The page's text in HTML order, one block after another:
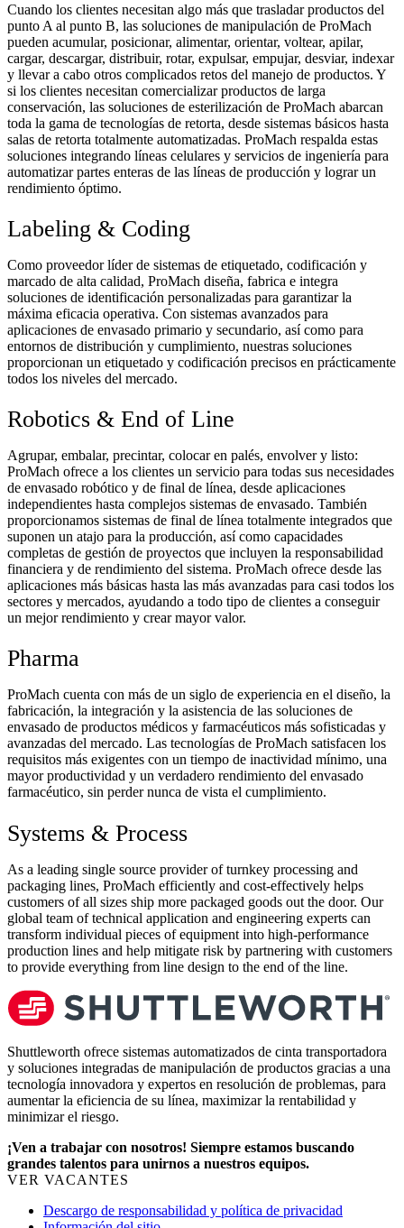
Cuando los clientes necesitan algo más que trasladar productos del
punto A al punto B, las soluciones de manipulación de ProMach
pueden acumular, posicionar, alimentar, orientar, voltear, apilar,
cargar, descargar, distribuir, rotar, expulsar, empujar, desviar, indexar
y llevar a cabo otros complicados retos del manejo de productos. Y
si los clientes necesitan comercializar productos de larga
conservación, las soluciones de esterilización de ProMach abarcan
toda la gama de tecnologías de retorta, desde sistemas básicos hasta
salas de retorta totalmente automatizadas. ProMach respalda estas
soluciones integrando líneas celulares y servicios de ingeniería para
automatizar partes enteras de las líneas de producción y lograr un
rendimiento óptimo.
Labeling & Coding
Como proveedor líder de sistemas de etiquetado, codificación y
marcado de alta calidad, ProMach diseña, fabrica e integra
soluciones de identificación personalizadas para garantizar la
máxima eficacia operativa. Con sistemas avanzados para
aplicaciones de envasado primario y secundario, así como para
entornos de distribución y cumplimiento, nuestras soluciones
proporcionan un etiquetado y codificación precisos en prácticamente
todos los niveles del mercado.
Robotics & End of Line
Agrupar, embalar, precintar, colocar en palés, envolver y listo:
ProMach ofrece a los clientes un servicio para todas sus necesidades
de envasado robótico y de final de línea, desde aplicaciones
independientes hasta complejos sistemas de envasado. También
proporcionamos sistemas de final de línea totalmente integrados que
suponen un atajo para la producción, así como capacidades
completas de gestión de proyectos que incluyen la responsabilidad
financiera y de rendimiento del sistema. ProMach ofrece desde las
aplicaciones más básicas hasta las más avanzadas para casi todos los
sectores y mercados, ayudando a todo tipo de clientes a conseguir
un mejor rendimiento y crear mayor valor.
Pharma
ProMach cuenta con más de un siglo de experiencia en el diseño, la
fabricación, la integración y la asistencia de las soluciones de
envasado de productos médicos y farmacéuticos más sofisticadas y
avanzadas del mercado. Las tecnologías de ProMach satisfacen los
requisitos más exigentes con un tiempo de inactividad mínimo, una
mayor productividad y un verdadero rendimiento del envasado
farmacéutico, sin perder nunca de vista el cumplimiento.
Systems & Process
As a leading single source provider of turnkey processing and
packaging lines, ProMach efficiently and cost-effectively helps
customers of all sizes ship more packaged goods out the door. Our
global team of technical application and engineering experts can
transform individual pieces of equipment into high-performance
production lines and help mitigate risk by partnering with customers
to provide everything from line design to the end of the line.
Shuttleworth ofrece sistemas automatizados de cinta transportadora
y soluciones integradas de manipulación de productos gracias a una
tecnología innovadora y expertos en resolución de problemas, para
aumentar la eficiencia de su línea, maximizar la rentabilidad y
minimizar el riesgo.
¡Ven a trabajar con nosotros! Siempre estamos buscando
grandes talentos para unirnos a nuestros equipos.
VER VACANTES
Descargo de responsabilidad y política de privacidad